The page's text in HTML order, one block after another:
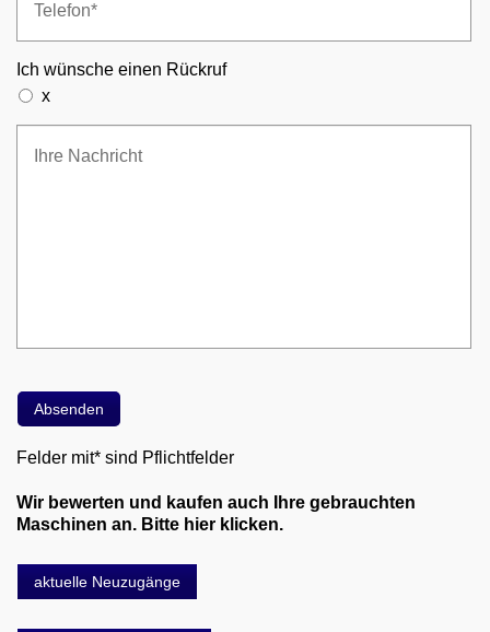
Ich wünsche einen Rückruf
x
Felder mit* sind Pflichtfelder
Wir bewerten und kaufen auch Ihre gebrauchten
Maschinen an. Bitte hier klicken.
aktuelle Neuzugänge